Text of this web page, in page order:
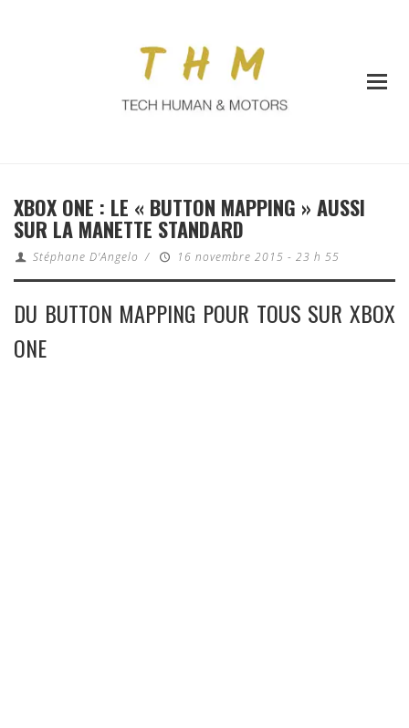
XBOX ONE : LE « BUTTON MAPPING » AUSSI
SUR LA MANETTE STANDARD
Stéphane D'Angelo / 16 novembre 2015 - 23 h 55
DU BUTTON MAPPING POUR TOUS SUR XBOX
ONE